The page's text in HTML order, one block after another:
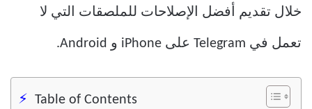
خلال تقديم أفضل الإصلاحات للملصقات التي لا
تعمل في Telegram على iPhone و Android.
Table of Contents